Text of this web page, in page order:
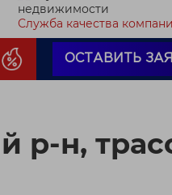
Служба качества
ОСТАВИТЬ
р-н,